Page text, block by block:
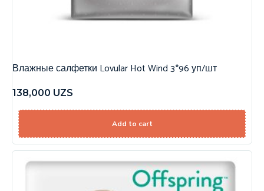
Влажные салфетки Lovular Hot Wind 3*96 уп/шт
138,000 UZS
Add to cart